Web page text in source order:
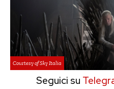
Courtesy of Sky Italia
Seguici su